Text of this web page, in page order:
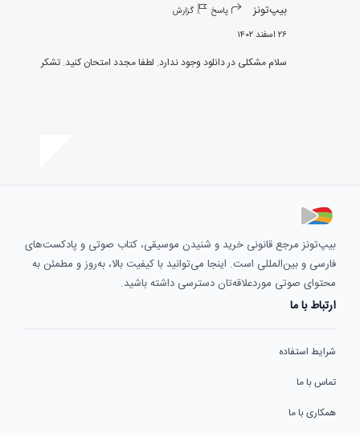
بیپ‌تونز پاسخ گزارش
۲۶ اسفند ۱۴۰۲
سلام مشکلی در دانلود وجود ندارد. لطفا مجدد امتحان کنید. تشکر
بیپ‌تونز مرجع قانونی خرید و شنیدن موسیقی، کتاب صوتی و پادکست‌های
فارسی و بین‌المللی است. اینجا می‌توانید با کیفیت بالا، به‌روز و مطمئن به
محتوای صوتی موردعلاقه‌تان دسترسی داشته باشید.
ارتباط با ما
شرایط استفاده
تماس با ما
همکاری با ما